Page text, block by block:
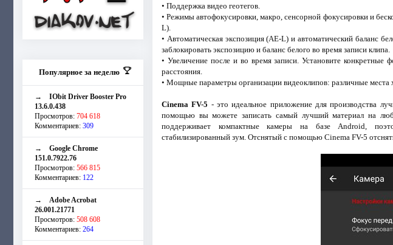
Популярное за неделю
→ IObit Driver Booster Pro
13.6.0.438
Просмотров: 704 618
Комментариев: 309
→ Google Chrome
151.0.7922.76
Просмотров: 566 815
Комментариев: 122
→ Adobe Acrobat
26.001.21771
Просмотров: 508 608
Комментариев: 264
• Поддержка видео геотегов.
• Режимы автофокусировки, макро, сенсорной фокусировки и
L).
• Автоматическая экспозиция (AE-L) и автоматический баланс
заблокировать экспозицию и баланс белого во время записи клипа.
• Увеличение после и во время записи. Установите конкретные
расстояния.
• Мощные параметры организации видеоклипов: различные
Cinema FV-5 - это идеальное приложение для производства
помощью вы можете записать самый лучший материал на
поддерживает компактные камеры на базе Android,
стабилизированный зум. Отснятый с помощью Cinema FV-5